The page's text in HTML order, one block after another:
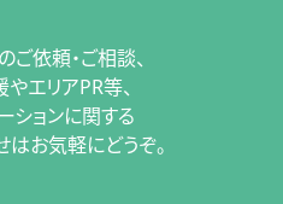
依頼・ご相談、
エリアPR等、
ションに関する
お気軽にどうぞ。